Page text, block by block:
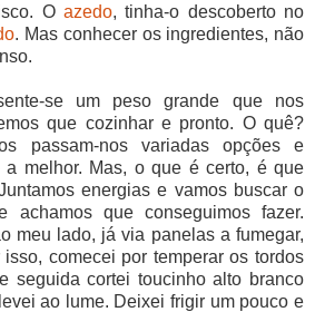
O azedo, tinha-o descoberto no
. Mas conhecer os ingredientes, não
se um peso grande que nos
que cozinhar e pronto. O quê?
passam-nos variadas opções e
a melhor. Mas, o que é certo, é que
energias e vamos buscar o
achamos que conseguimos fazer.
meu lado, já via panelas a fumegar,
comecei por temperar os tordos
seguida cortei toucinho alto branco
ao lume. Deixei frigir um pouco e